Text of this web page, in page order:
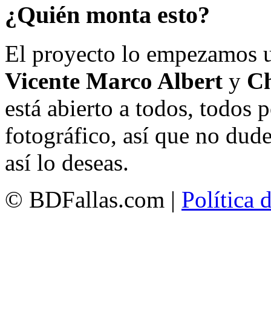
¿Quién monta esto?
El proyecto lo empezamos
Vicente Marco Albert y
está abierto a todos, todos
fotográfico, así que no
así lo deseas.
© BDFallas.com | Política